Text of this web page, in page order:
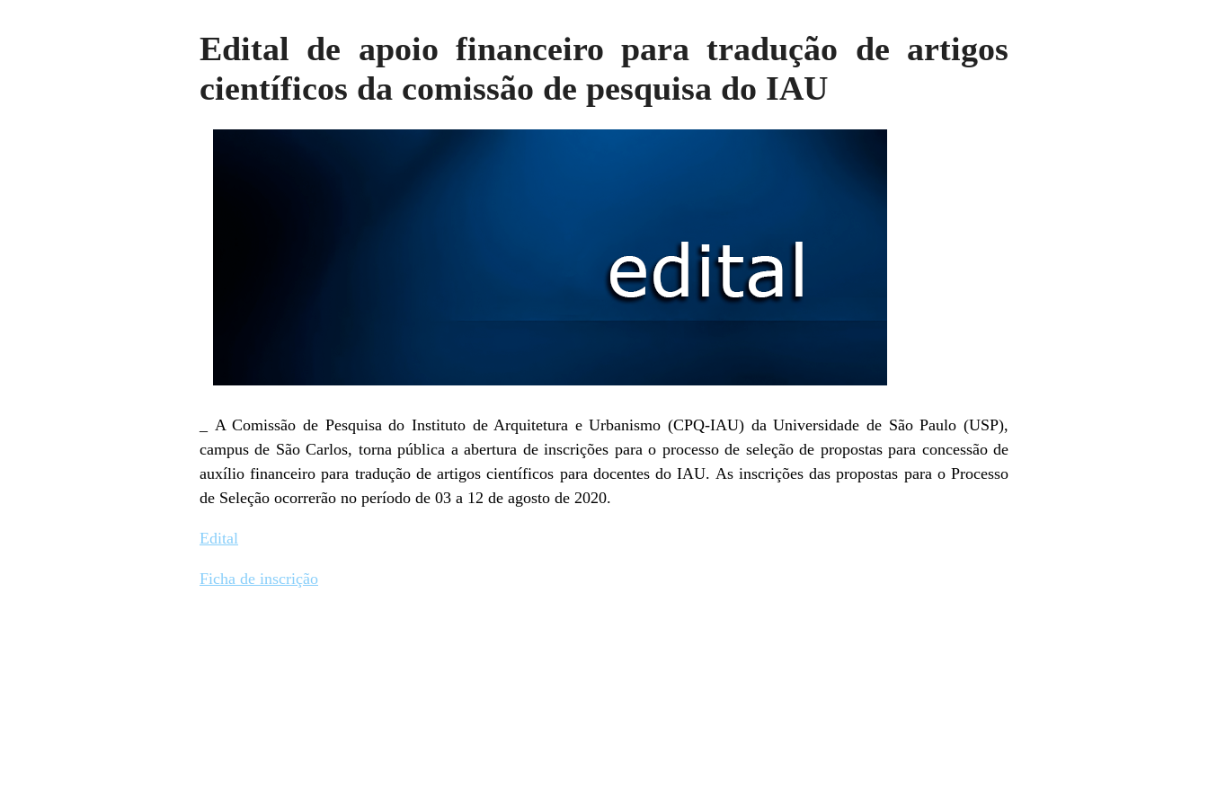
Edital de apoio financeiro para tradução de artigos
científicos da comissão de pesquisa do IAU
_ A Comissão de Pesquisa do Instituto de Arquitetura e Urbanismo (CPQ-IAU) da Universidade de São Paulo (USP),
campus de São Carlos, torna pública a abertura de inscrições para o processo de seleção de propostas para concessão de
auxílio financeiro para tradução de artigos científicos para docentes do IAU. As inscrições das propostas para o Processo
de Seleção ocorrerão no período de 03 a 12 de agosto de 2020.
Edital
Ficha de inscrição